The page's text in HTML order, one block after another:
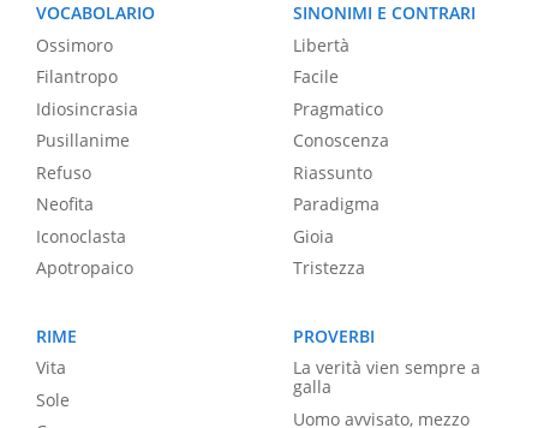
VOCABOLARIO
Ossimoro
Filantropo
Idiosincrasia
Pusillanime
Refuso
Neofita
Iconoclasta
Apotropaico
SINONIMI E CONTRARI
Libertà
Facile
Pragmatico
Conoscenza
Riassunto
Paradigma
Gioia
Tristezza
RIME
Vita
Sole
PROVERBI
La verità vien sempre a
galla
Uomo avvisato, mezzo